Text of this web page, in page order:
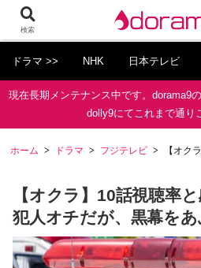
ドラマ >> NHK 日本テレビ
現在長期メンテナンス中です。dorama9
dolly9にてこれまで通り
ホーム ドラマ フジテレビ 【オク
【オクラ】10話視聴率
犯人オチだが、黒幕を
検索